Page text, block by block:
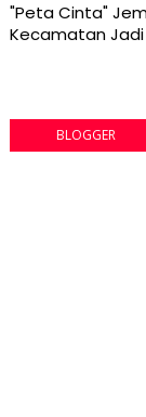
"Peta Cinta"
Kecamatan Jadi
BLOGGER